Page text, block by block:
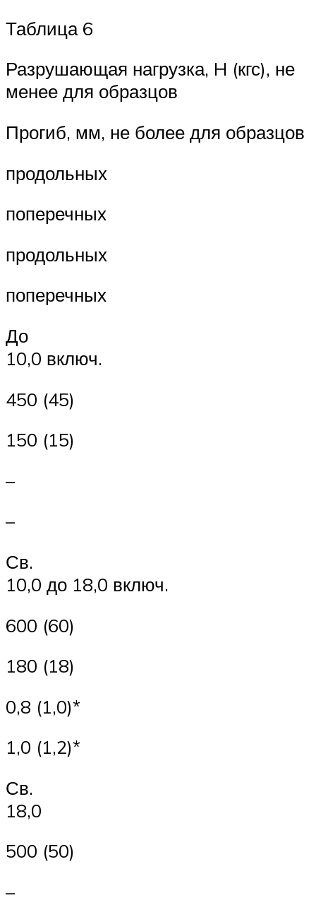
Таблица 6
Разрушающая нагрузка, H (кгс), не
менее для образцов
Прогиб, мм, не более для образцов
продольных
поперечных
продольных
поперечных
До
10,0 включ.
450 (45)
150 (15)
–
–
Св.
10,0 до 18,0 включ.
600 (60)
180 (18)
0,8 (1,0)*
1,0 (1,2)*
Св.
18,0
500 (50)
–